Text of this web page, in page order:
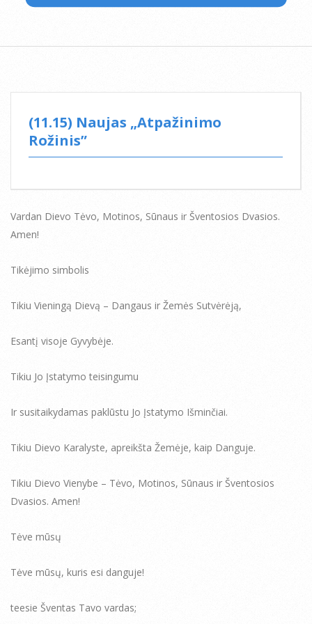
(11.15) Naujas „Atpažinimo
Rožinis”
Vardan Dievo Tėvo, Motinos, Sūnaus ir Šventosios Dvasios.
Amen!
Tikėjimo simbolis
Tikiu Vieningą Dievą – Dangaus ir Žemės Sutvėrėją,
Esantį visoje Gyvybėje.
Tikiu Jo Įstatymo teisingumu
Ir susitaikydamas paklūstu Jo Įstatymo Išminčiai.
Tikiu Dievo Karalyste, apreikšta Žemėje, kaip Danguje.
Tikiu Dievo Vienybe – Tėvo, Motinos, Sūnaus ir Šventosios
Dvasios. Amen!
Tėve mūsų
Tėve mūsų, kuris esi danguje!
teesie Šventas Tavo vardas;